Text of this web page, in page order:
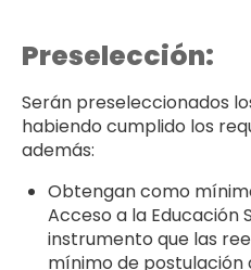
Preselección:
Serán preseleccionados
habiendo cumplido los
además:
Obtengan como
Acceso a la Educación
instrumento que las
mínimo de postulación